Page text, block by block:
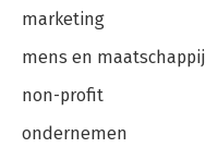
marketing
mens en maatschappij
non-profit
ondernemen